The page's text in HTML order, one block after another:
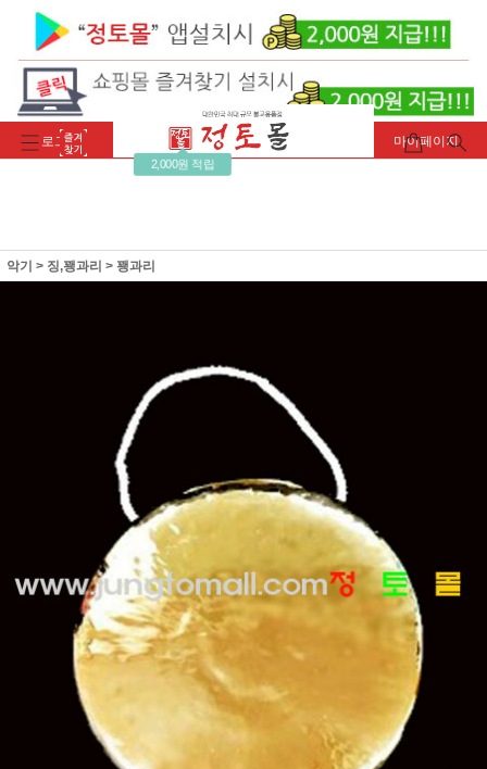
로그인 회원가입
2,000원 적립
주문조회 마이페이지
악기 > 징,꽹과리 > 꽹과리